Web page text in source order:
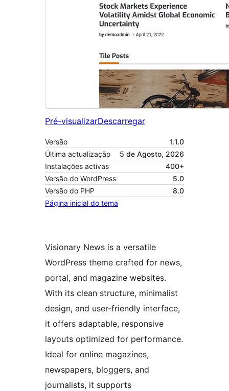
Pré-visualizarDescarregar
Versão
1.1.0
Última actualização
5 de Agosto, 2026
Instalações activas
400+
Versão do WordPress
5.0
Versão do PHP
8.0
Página inicial do tema
Visionary News is a versatile
WordPress theme crafted for news,
portal, and magazine websites.
With its clean structure, minimalist
design, and user-friendly interface,
it offers adaptable, responsive
layouts optimized for performance.
Ideal for online magazines,
newspapers, bloggers, and
journalists, it supports